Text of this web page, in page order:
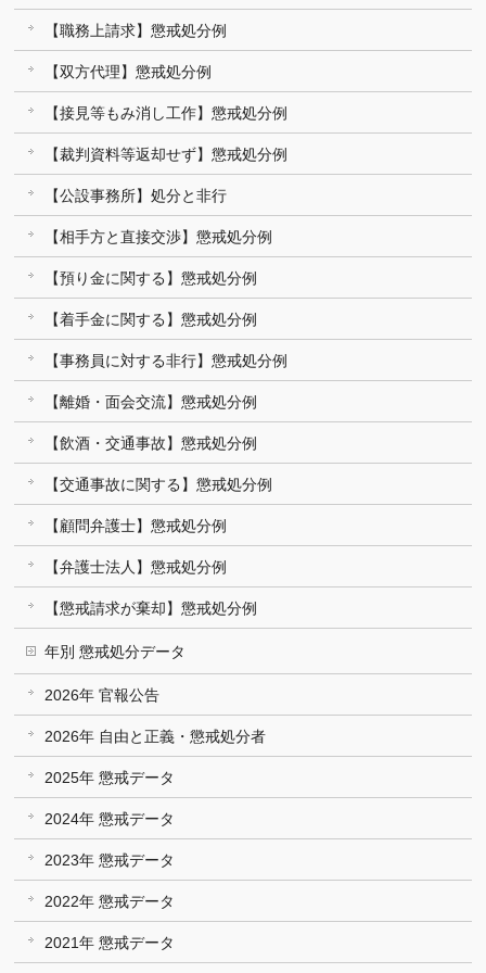
【職務上請求】懲戒処分例
【双方代理】懲戒処分例
【接見等もみ消し工作】懲戒処分例
【裁判資料等返却せず】懲戒処分例
【公設事務所】処分と非行
【相手方と直接交渉】懲戒処分例
【預り金に関する】懲戒処分例
【着手金に関する】懲戒処分例
【事務員に対する非行】懲戒処分例
【離婚・面会交流】懲戒処分例
【飲酒・交通事故】懲戒処分例
【交通事故に関する】懲戒処分例
【顧問弁護士】懲戒処分例
【弁護士法人】懲戒処分例
【懲戒請求が棄却】懲戒処分例
年別 懲戒処分データ
2026年 官報公告
2026年 自由と正義・懲戒処分者
2025年 懲戒データ
2024年 懲戒データ
2023年 懲戒データ
2022年 懲戒データ
2021年 懲戒データ